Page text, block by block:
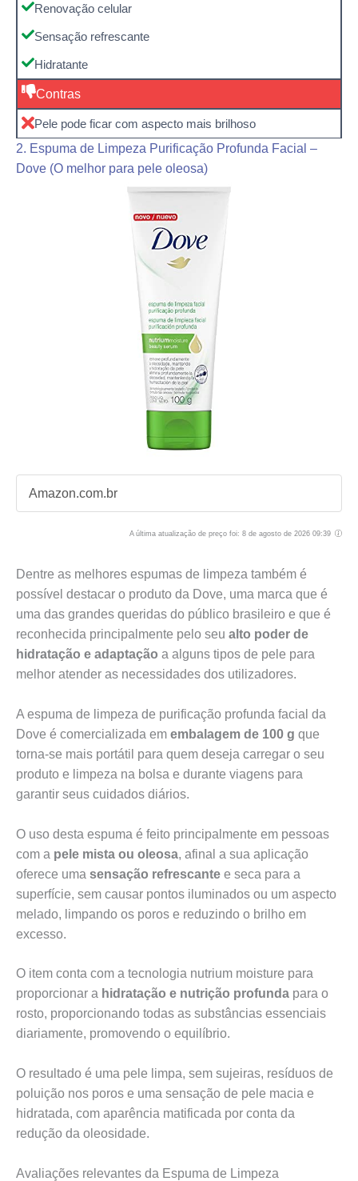
Renovação celular
Sensação refrescante
Hidratante
Contras
Pele pode ficar com aspecto mais brilhoso
2. Espuma de Limpeza Purificação Profunda Facial –
Dove (O melhor para pele oleosa)
Amazon.com.br
A última atualização de preço foi: 8 de agosto de 2026 09:39
Dentre as melhores espumas de limpeza também é
possível destacar o produto da Dove, uma marca que é
uma das grandes queridas do público brasileiro e que é
reconhecida principalmente pelo seu alto poder de
hidratação e adaptação a alguns tipos de pele para
melhor atender as necessidades dos utilizadores.
A espuma de limpeza de purificação profunda facial da
Dove é comercializada em embalagem de 100 g que
torna-se mais portátil para quem deseja carregar o seu
produto e limpeza na bolsa e durante viagens para
garantir seus cuidados diários.
O uso desta espuma é feito principalmente em pessoas
com a pele mista ou oleosa, afinal a sua aplicação
oferece uma sensação refrescante e seca para a
superfície, sem causar pontos iluminados ou um aspecto
melado, limpando os poros e reduzindo o brilho em
excesso.
O item conta com a tecnologia nutrium moisture para
proporcionar a hidratação e nutrição profunda para o
rosto, proporcionando todas as substâncias essenciais
diariamente, promovendo o equilíbrio.
O resultado é uma pele limpa, sem sujeiras, resíduos de
poluição nos poros e uma sensação de pele macia e
hidratada, com aparência matificada por conta da
redução da oleosidade.
Avaliações relevantes da Espuma de Limpeza